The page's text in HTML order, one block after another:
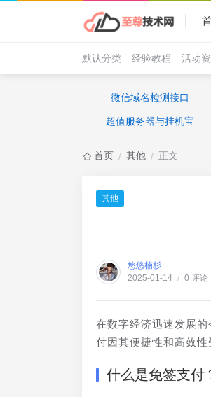
默认分类 经验教程 活动
微信域名检测接口
超值服务器与挂机宝
首页 / 其他 / 正文
其他
悠悠楠杉
2025-01-14 / 0 评论
在数字经济迅速发展
付因其便捷性和高效
什么是免签支付